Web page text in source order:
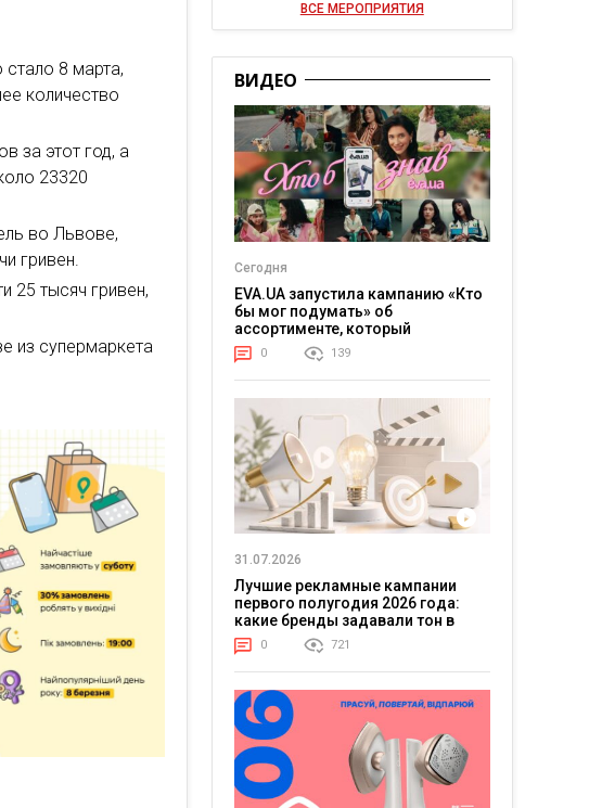
8 марта,
количество
за этот год, а
23320
во Львове,
гривен.
25 тысяч гривен,
из супермаркета
ВСЕ МЕРОПРИЯТИЯ
ВИДЕО
Сегодня
EVA.UA запустила кампанию «Кто
бы мог подумать» об
ассортименте, который
покупатели не ожидают увидеть
на платформе
0 139
31.07.2026
Лучшие рекламные кампании
первого полугодия 2026 года:
какие бренды задавали тон в
отрасли
0 721